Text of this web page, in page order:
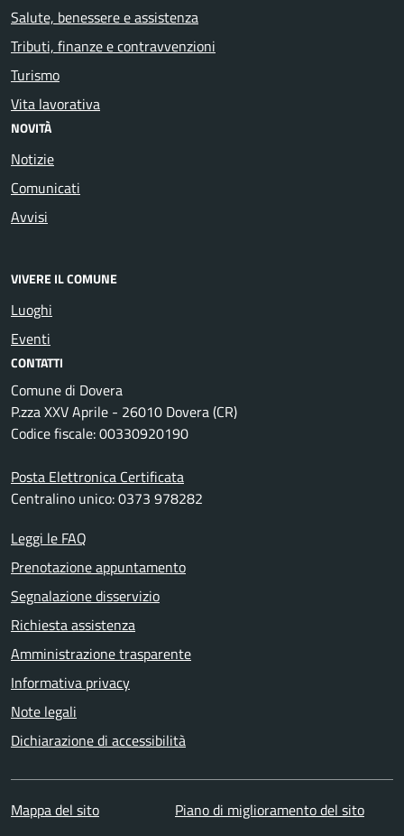
Salute, benessere e assistenza
Tributi, finanze e contravvenzioni
Turismo
Vita lavorativa
NOVITÀ
Notizie
Comunicati
Avvisi
VIVERE IL COMUNE
Luoghi
Eventi
CONTATTI
Comune di Dovera
P.zza XXV Aprile - 26010 Dovera (CR)
Codice fiscale: 00330920190
Posta Elettronica Certificata
Centralino unico: 0373 978282
Leggi le FAQ
Prenotazione appuntamento
Segnalazione disservizio
Richiesta assistenza
Amministrazione trasparente
Informativa privacy
Note legali
Dichiarazione di accessibilità
Mappa del sito Piano di miglioramento del sito